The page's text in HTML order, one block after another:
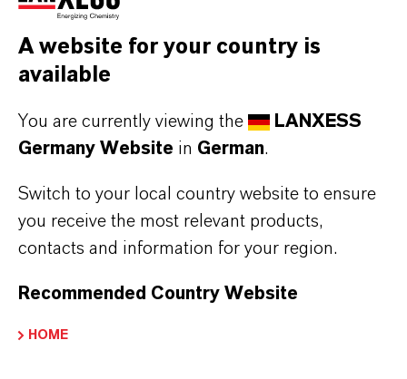
Bergbau & Bohrindustrie
A website for your country is
available
You are currently viewing the
LANXESS
Germany Website in German.
Switch to your local country website to ensure
you receive the most relevant products,
contacts and information for your region.
Recommended Country Website
HOME